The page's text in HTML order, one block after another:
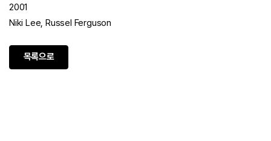
2001
Niki Lee, Russel Ferguson
목록으로